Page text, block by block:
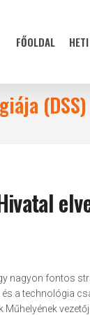
FŐOLDAL
(DSS)
nagyon fontos
a technológia